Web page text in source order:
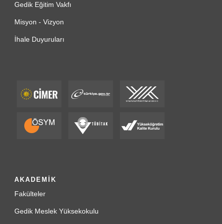
Gedik Eğitim Vakfı
Misyon - Vizyon
İhale Duyuruları
AKADEMİK
Fakülteler
Gedik Meslek Yüksekokulu